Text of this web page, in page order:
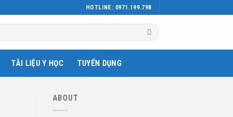
HOTLINE: 0971.199.798
TÀI LIỆU Y HỌC TUYỂN DỤNG
ABOUT